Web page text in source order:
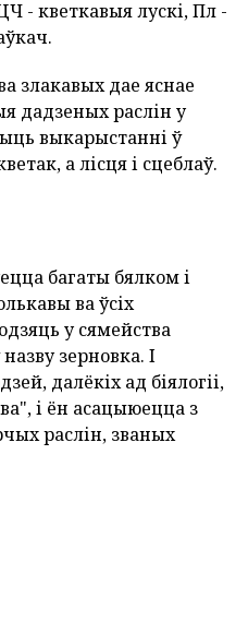
- кветкавыя лускі, Пл -
злакавых дае яснае
дадзеных раслін у
выкарыстанні ў
а лісця і сцеблаў.
багаты бялком і
ва ўсіх
у сямейства
зерновка. І
далёкіх ад біялогіі,
і ён асацыюецца з
раслін, званых